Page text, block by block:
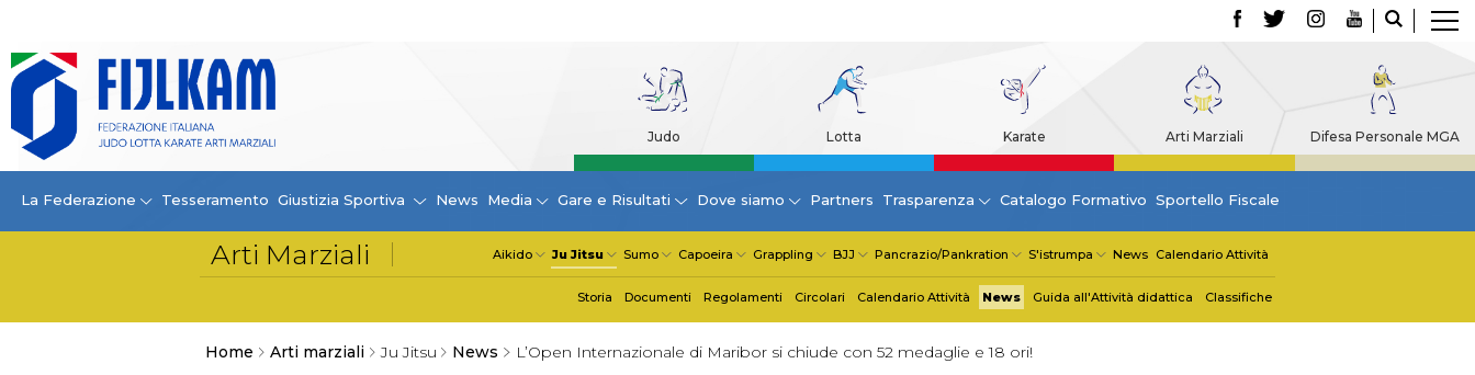
Judo Lotta Karate Arti Marziali Difesa Personale MGA
La Federazione Tesseramento Giustizia Sportiva News Media Gare e Risultati Dove siamo Partners Trasparenza Catalogo Formativo Sportello Fiscale
Aikido Ju Jitsu Sumo Capoeira Grappling BJJ Pancrazio/Pankration S'istrumpa News Calendario Attività
Storia Documenti Regolamenti Circolari Calendario Attività News Guida all'Attività didattica Classifiche
Home Arti marziali Ju Jitsu News L’Open Internazionale di Maribor si chiude con 52 medaglie e 18 ori!
La Federazione
La FIJLKAM
Organigramma
Storia
Campioni di tutti i tempi
News
Comunicazioni Federali
Convenzioni
Tecnici
Contatti